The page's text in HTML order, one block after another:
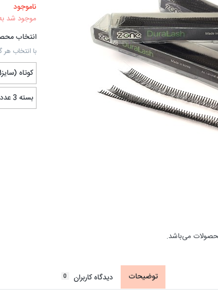
می‌باشد.
ناموجود
موجود شد
انتخاب
با انتخاب
کوتاه (سایز8)
بسته 3 عددی (یک عدد از هر سایز)
توضیحات دیدگاه کاربران 0